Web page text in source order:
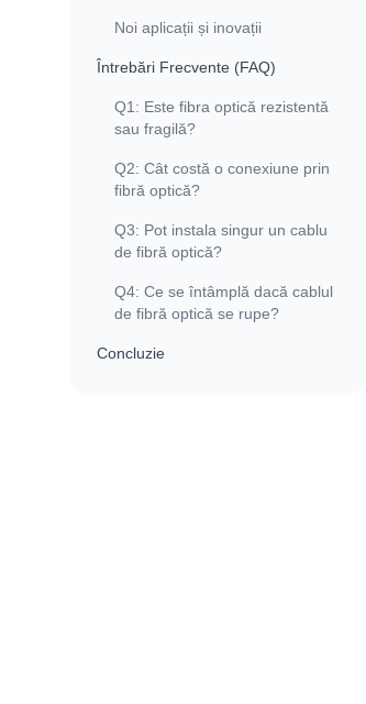
Noi aplicații și inovații
Întrebări Frecvente (FAQ)
Q1: Este fibra optică rezistentă
sau fragilă?
Q2: Cât costă o conexiune prin
fibră optică?
Q3: Pot instala singur un cablu
de fibră optică?
Q4: Ce se întâmplă dacă cablul
de fibră optică se rupe?
Concluzie